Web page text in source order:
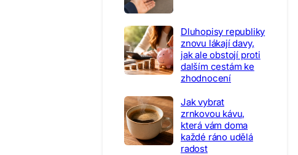
Dluhopisy republiky
znovu lákají davy,
jak ale obstojí proti
dalším cestám ke
zhodnocení
Jak vybrat
zrnkovou kávu,
která vám doma
každé ráno udělá
radost